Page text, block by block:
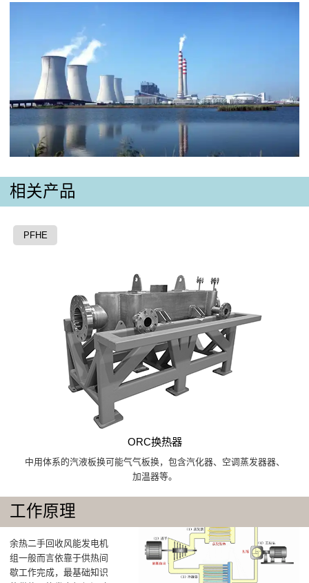
相关产品
PFHE
ORC换热器
中用体系的汽液板换可能气气板换，包含汽化器、空调蒸发器器、
加温器等。
工作原理
余热二手回收风能发电机
组一般而言依靠于供热间
歇工作完成，最基础知识